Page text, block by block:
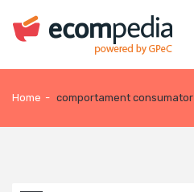
Home - comportament consumator